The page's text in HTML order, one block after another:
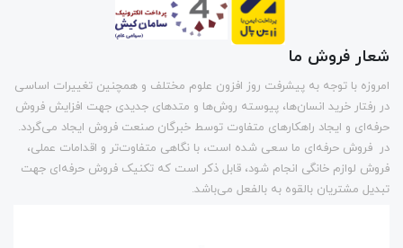
شعار فروش ما
امروزه با توجه به پیشرفت روز افزون علوم مختلف و همچنین تغییرات اساسی
در رفتار خرید انسان‌ها، پیوسته روش‌ها و متد‌های جدیدی جهت افزایش فروش
حرفه‌ای و ایجاد راهکارهای متفاوت توسط خبرگان صنعت فروش ایجاد می‌گردد.
در فروش حرفه‌ای ما سعی شده است، با نگاهی متفاوت‌تر و اقدامات عملی،
فروش لوازم خانگی انجام شود، قابل ذکر است که تکنیک فروش حرفه‌ای جهت
تبدیل مشتریان بالقوه به بالفعل می‌باشد.